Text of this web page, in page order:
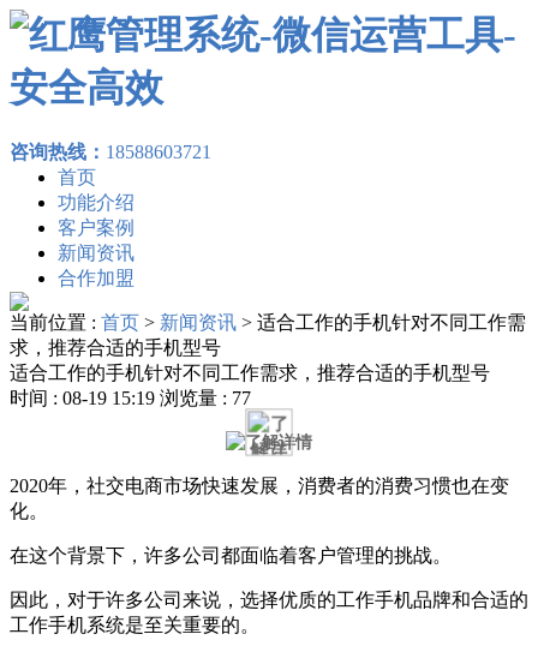
咨询热线： 18588603721
首页
功能介绍
客户案例
新闻资讯
合作加盟
当前位置 : 首页 > 新闻资讯 > 适合工作的手机针对不同工作需
求，推荐合适的手机型号
适合工作的手机针对不同工作需求，推荐合适的手机型号
时间 : 08-19 15:19 浏览量 : 77
2020年，社交电商市场快速发展，消费者的消费习惯也在变
化。
在这个背景下，许多公司都面临着客户管理的挑战。
因此，对于许多公司来说，选择优质的工作手机品牌和合适的
工作手机系统是至关重要的。